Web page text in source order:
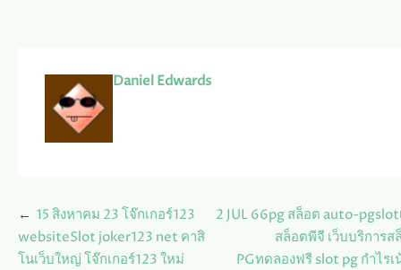
Daniel Edwards
แนะแนว
เรื่อง
15 สิงหาคม 23 โจ๊กเกอร์123
websiteSlot joker123 net คาสิ
โนเว็บใหญ่ โจ๊กเกอร์123 ใหม่
2 JUL 66pg สล็อต auto-pgslot
สล็อตพีจี เว็บบริการส
PGทดลองฟรี slot pg กำไรเ